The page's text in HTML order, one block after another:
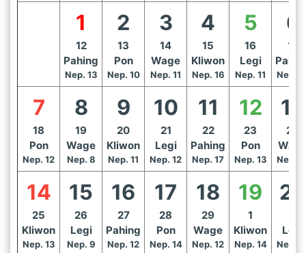
1
12
Pahing
Nep. 13
2
13
Pon
Nep. 10
3
14
Wage
Nep. 11
4
15
Kliwon
Nep. 16
5
16
Legi
Nep. 11
6
17
Nep.
7
18
Pon
Nep. 12
8
19
Wage
Nep. 8
9
20
Kliwon
Nep. 11
10
21
Legi
Nep. 12
11
22
Pahing
Nep. 17
12
23
Pon
Nep. 13
13
24
Nep.
14
25
Kliwon
Nep. 13
15
26
Legi
Nep. 9
16
27
Pahing
Nep. 12
17
28
Pon
Nep. 14
18
29
Wage
Nep. 12
19
1
Kliwon
Nep. 14
20
Legi
Nep.